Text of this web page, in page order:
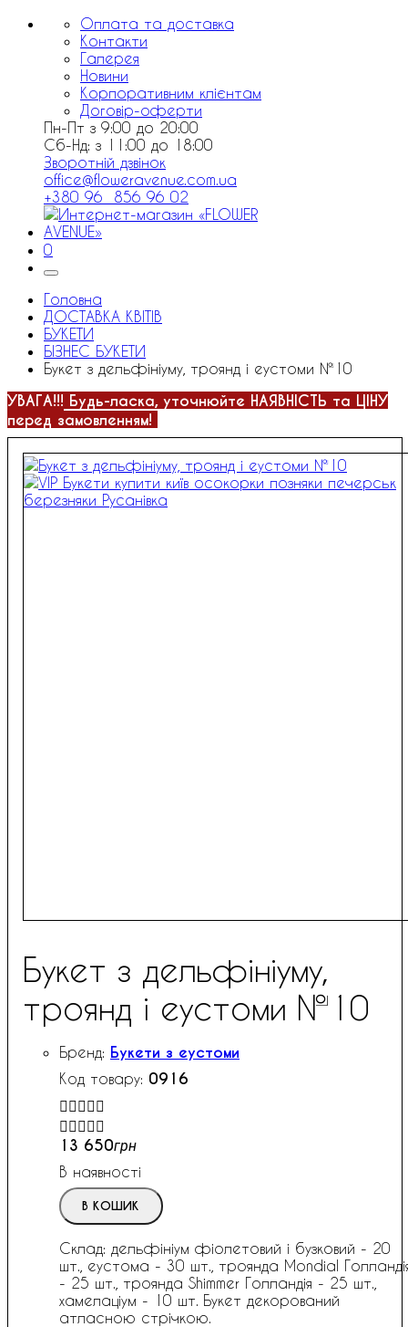
Оплата та доставка
Контакти
Галерея
Новини
Корпоративним клієнтам
Договір-оферти
Пн-Пт з 9:00 до 20:00
Сб-Нд: з 11:00 до 18:00
Зворотній дзвінок
office@floweravenue.com.ua
+380 96 856 96 02
0
Головна
ДОСТАВКА КВІТІВ
БУКЕТИ
БІЗНЕС БУКЕТИ
Букет з дельфініуму, троянд і еустоми №10
УВАГА!!! Будь-ласка, уточнюйте НАЯВНІСТЬ та ЦІНУ
перед замовленням!
Букет з дельфініуму,
троянд і еустоми №10
Букети з еустоми
0916


13 650грн
В наявності
В КОШИК
Склад: дельфініум фіолетовий і бузковий - 20
шт., еустома - 30 шт., троянда Mondial
- 25 шт., троянда Shimmer Голландія - 25 шт.,
хамелаціум - 10 шт. Букет декорований
атласною стрічкою.